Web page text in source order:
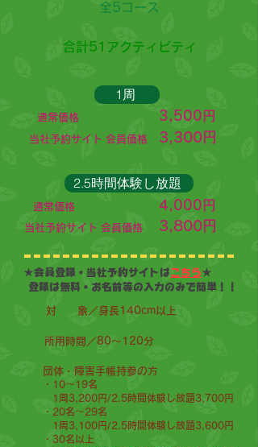
全5コース
合計51アクティビティ
1周
通常価格 3,500円
当社予約サイト 会員価格 3,300円
2.5時間体験し放題
通常価格 4,000円
当社予約サイト 会員価格 3,800円
★会員登録・当社予約サイトはこちら★
登録は無料・お名前等の入力のみで簡単！！
対 象／身長140cm以上
所用時間／80〜120分
団体・障害手帳持参の方
・10～19名
1周3,200円/2.5時間体験し放題3,700円
・20名～29名
1周3,100円/2.5時間体験し放題3,600円
・30​名以上